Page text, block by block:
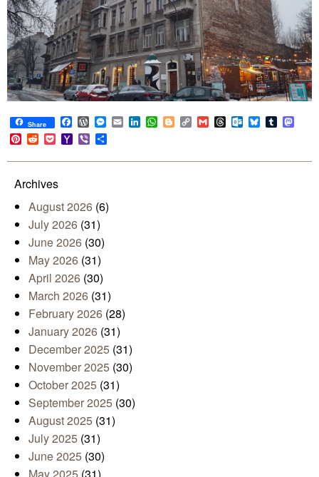
Share Facebook
WordPress
Messenger
EmailLinkedIn
WhatsApp
BloggerCopy
Link
GmailThreadsOutlook.com
BlueskyTumblr
Pinterest
RedditPocketYahoo
Mail
Viber
Archives
August 2026 (6)
July 2026 (31)
June 2026 (30)
May 2026 (31)
April 2026 (30)
March 2026 (31)
February 2026 (28)
January 2026 (31)
December 2025 (31)
November 2025 (30)
October 2025 (31)
September 2025 (30)
August 2025 (31)
July 2025 (31)
June 2025 (30)